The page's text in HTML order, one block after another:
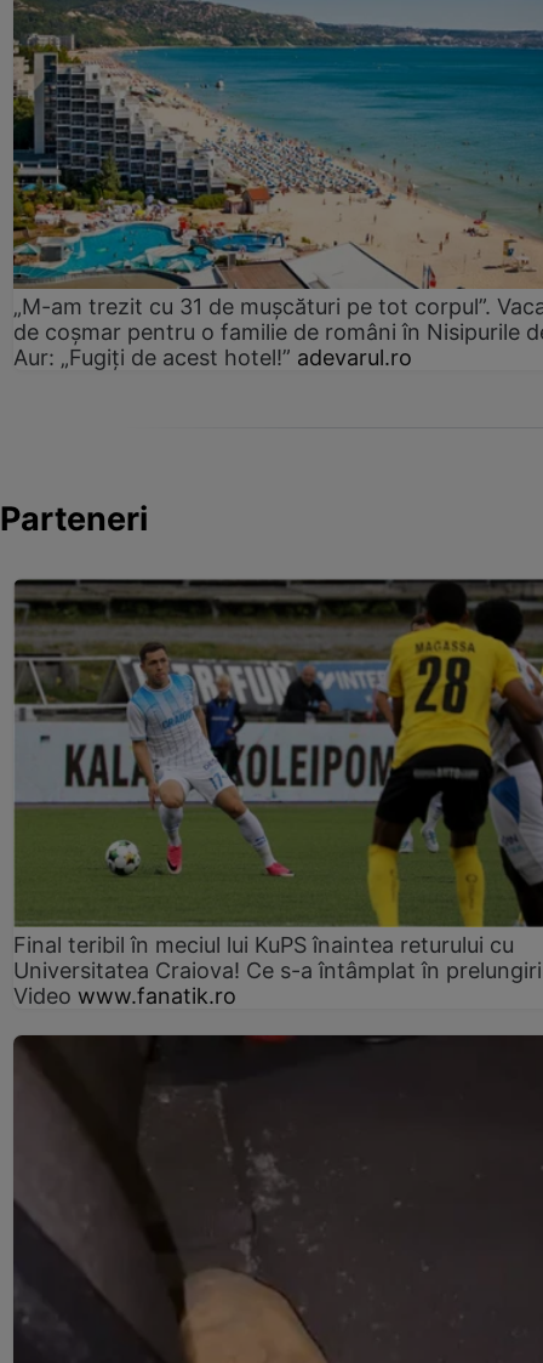
„M-am trezit cu 31 de mușcături pe tot corpul”.
de coșmar pentru o familie de români în Nisipurile
Aur: „Fugiți de acest hotel!” adevarul.ro
Parteneri
Final teribil în meciul lui KuPS înaintea returului cu
Universitatea Craiova! Ce s-a întâmplat în
Video www.fanatik.ro